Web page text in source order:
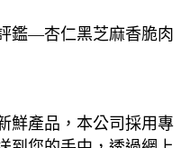
鑑—杏仁黑芝麻香脆肉
鮮產品，本公司採用專